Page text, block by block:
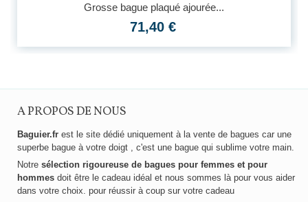
Grosse bague plaqué ajourée...
71,40 €
A PROPOS DE NOUS
Baguier.fr est le site dédié uniquement à la vente de bagues car une
superbe bague à votre doigt , c'est une bague qui sublime votre main.
Notre sélection rigoureuse de bagues pour femmes et pour
hommes doit être le cadeau idéal et nous sommes là pour vous aider
dans votre choix. pour réussir à coup sur votre cadeau